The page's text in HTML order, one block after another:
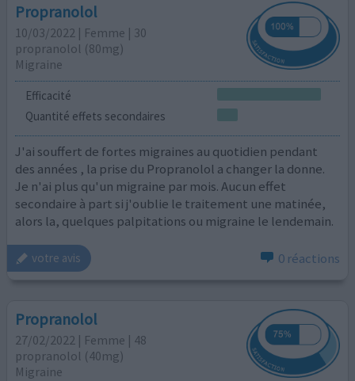
Propranolol
10/03/2022 | Femme | 30
propranolol (80mg)
Migraine
Efficacité
Quantité effets secondaires
J'ai souffert de fortes migraines au quotidien pendant
des années , la prise du Propranolol a changer la donne.
Je n'ai plus qu'un migraine par mois. Aucun effet
secondaire à part si j'oublie le traitement une matinée,
alors la, quelques palpitations ou migraine le lendemain.
votre avis 0 réactions
Propranolol
27/02/2022 | Femme | 48
propranolol (40mg)
Migraine